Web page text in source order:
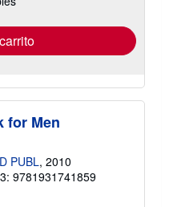
for Men
PUBL, 2010
9781931741859